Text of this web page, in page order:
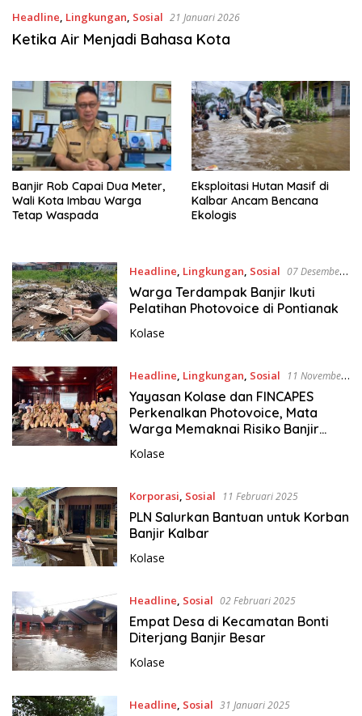
Headline, Lingkungan, Sosial 21 Januari 2026
Ketika Air Menjadi Bahasa Kota
Banjir Rob Capai Dua Meter,
Wali Kota Imbau Warga
Tetap Waspada
Eksploitasi Hutan Masif di
Kalbar Ancam Bencana
Ekologis
Headline Lingkungan Sosial 07 Desember
2025
Warga Terdampak Banjir Ikuti
Pelatihan Photovoice di Pontianak
Kolase
Headline Lingkungan Sosial
11 November
2025
Yayasan Kolase dan FINCAPES
Perkenalkan Photovoice, Mata
Warga Memaknai Risiko Banjir
Kolase
Korporasi Sosial 11 Februari 2025
PLN Salurkan Bantuan untuk Korban
Banjir Kalbar
Kolase
Headline Sosial 02 Februari 2025
Empat Desa di Kecamatan Bonti
Diterjang Banjir Besar
Kolase
Headline Sosial 31 Januari 2025